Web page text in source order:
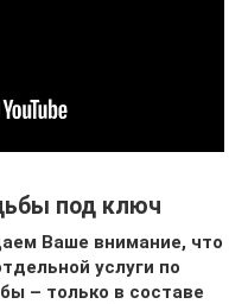
под ключ
Ваше внимание, что
услуги по
– только в составе